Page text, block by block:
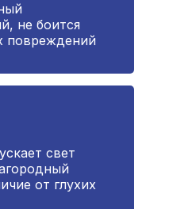
не боится
повреждений
свет
от глухих